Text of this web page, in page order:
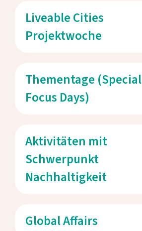
Liveable Cities
Projektwoche
Thementage (Special
Focus Days)
Aktivitäten mit
Schwerpunkt
Nachhaltigkeit
Global Affairs